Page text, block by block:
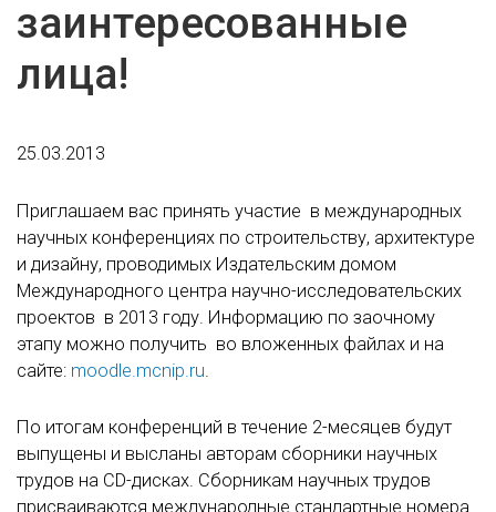
заинтересованные
лица!
25.03.2013
Приглашаем вас принять участие в международных
научных конференциях по строительству, архитектуре
и дизайну, проводимых Издательским домом
Международного центра научно-исследовательских
проектов в 2013 году. Информацию по заочному
этапу можно получить во вложенных файлах и на
сайте: moodle.mcnip.ru
По итогам конференций в течение 2-месяцев будут
выпущены и высланы авторам сборники научных
трудов на CD-дисках. Сборникам научных трудов
присваиваются международные стандартные номера